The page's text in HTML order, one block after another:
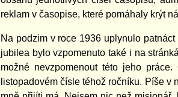
reklam v časopise, které pomáhaly krýt
Na podzim v roce 1936 uplynulo
jubilea bylo vzpomenuto také i na
možné nevzpomenout této jeho
listopadovém čísle téhož ročníku. Píše v